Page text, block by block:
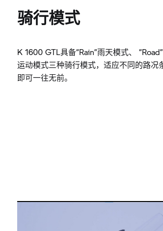
骑行模式
K 1600 GTL具备“Rain”雨天模式、
运动模式三种骑行模式，适应不同的路况
即可一往无前。